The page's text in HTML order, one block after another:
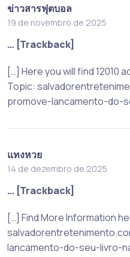
ข่าวสารฟุตบอล
19 de novembro de 2025
… [Trackback]
[…] Here you will find 12010
Topic:
promove-lancamento-do-
แทงหวย
14 de dezembro de 2025
… [Trackback]
[…] Find More Information
lancamento-do-seu-livro-